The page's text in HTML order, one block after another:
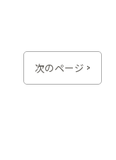
次のページ >